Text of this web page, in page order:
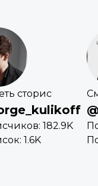
сторис
182.9K
1.6K